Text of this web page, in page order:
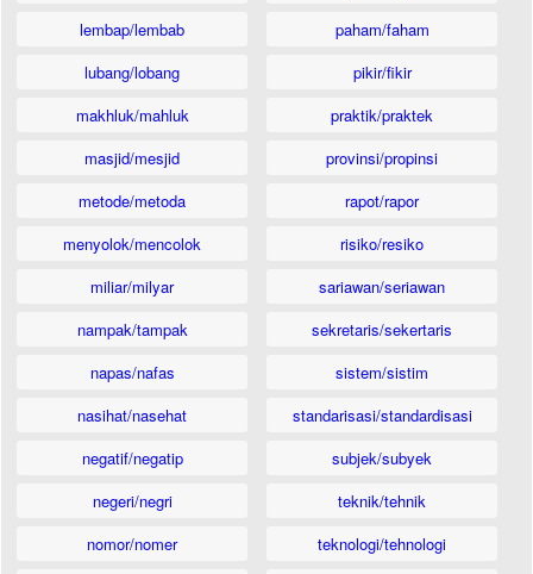
lembap/lembab
lubang/lobang
makhluk/mahluk
masjid/mesjid
metode/metoda
menyolok/mencolok
miliar/milyar
nampak/tampak
napas/nafas
nasihat/nasehat
negatif/negatip
negeri/negri
nomor/nomer
paham/faham
pikir/fikir
praktik/praktek
provinsi/propinsi
rapot/rapor
risiko/resiko
sariawan/seriawan
sekretaris/sekertaris
sistem/sistim
standarisasi/standardisasi
subjek/subyek
teknik/tehnik
teknologi/tehnologi